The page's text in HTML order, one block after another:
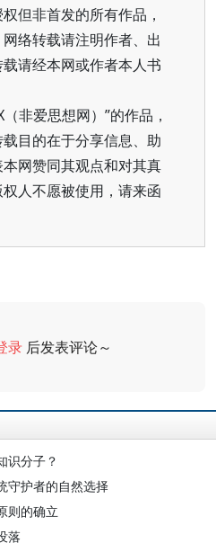
但非首发的所有作品，
络转载请注明作者、出
请经本网或作者本人书
非爱思想网）”的作品，
目的在于分享信息、助
网赞同其观点和对其真
人不愿被使用，请来函
录 后发表评论～
识分子？
守护者的自然选择
则的确立
落